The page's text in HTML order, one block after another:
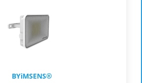
BYiMSENS®